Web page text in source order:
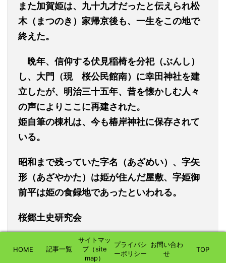
また加賀姫は、 九十九才だったと伝え られ松
木（まつのき）家帰京後も、一生をこの地で
終えた。
晩年、信仰する伏見稲椅を分祀（ぶんし）
し、大門（現 桜公民館南）に幸田神社を建
立したが、明治三十五年、昔を懐かしむ人々
の声によりここに再建された。
姫自筆の棟札は、今も椿岸神社に保存されて
いる。
昭和まで残っていた字名 （あざめい） 、字矢
形 （あざやかた）は姫が住んだ屋敷、字姫御
前平は姫の食録地であったといわれる。
桜郷土史研究会
HOME 記事一覧
サイトマッ
プ（site
map）
プライバシ
ーポリシー
お問い合わ
せ
TOP